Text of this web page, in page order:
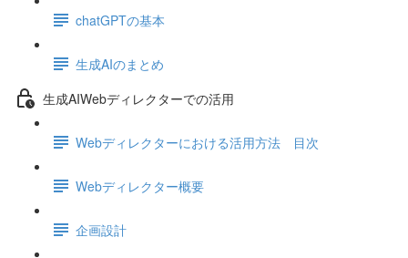
chatGPTの基本
生成AIのまとめ
生成AIWebディレクターでの活用
Webディレクターにおける活用方法 目次
Webディレクター概要
企画設計